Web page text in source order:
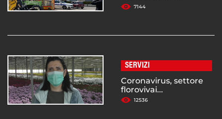
7144
SERVIZI
Coronavirus, settore
florovivai...
12536